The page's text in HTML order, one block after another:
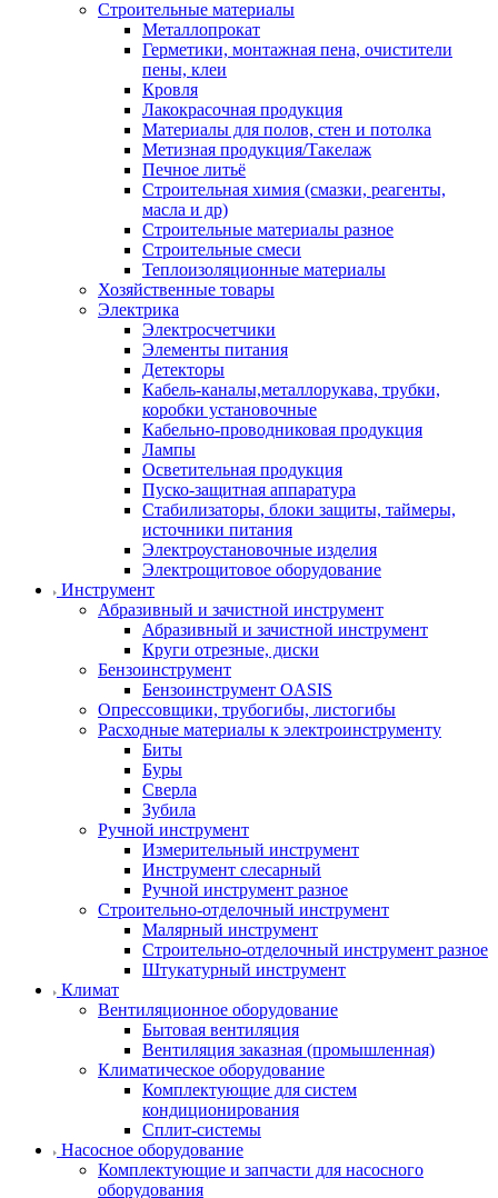
Строительные материалы
Металлопрокат
Герметики, монтажная пена, очистители
пены, клеи
Кровля
Лакокрасочная продукция
Материалы для полов, стен и потолка
Метизная продукция/Такелаж
Печное литьё
Строительная химия (смазки, реагенты,
масла и др)
Строительные материалы разное
Строительные смеси
Теплоизоляционные материалы
Хозяйственные товары
Электрика
Электросчетчики
Элементы питания
Детекторы
Кабель-каналы,металлорукава, трубки,
коробки установочные
Кабельно-проводниковая продукция
Лампы
Осветительная продукция
Пуско-защитная аппаратура
Стабилизаторы, блоки защиты, таймеры,
источники питания
Электроустановочные изделия
Электрощитовое оборудование
Инструмент
Абразивный и зачистной инструмент
Абразивный и зачистной инструмент
Круги отрезные, диски
Бензоинструмент
Бензоинструмент OASIS
Опрессовщики, трубогибы, листогибы
Расходные материалы к электроинструменту
Биты
Буры
Сверла
Зубила
Ручной инструмент
Измерительный инструмент
Инструмент слесарный
Ручной инструмент разное
Строительно-отделочный инструмент
Малярный инструмент
Строительно-отделочный инструмент разное
Штукатурный инструмент
Климат
Вентиляционное оборудование
Бытовая вентиляция
Вентиляция заказная (промышленная)
Климатическое оборудование
Комплектующие для систем
кондиционирования
Сплит-системы
Насосное оборудование
Комплектующие и запчасти для насосного
оборудования